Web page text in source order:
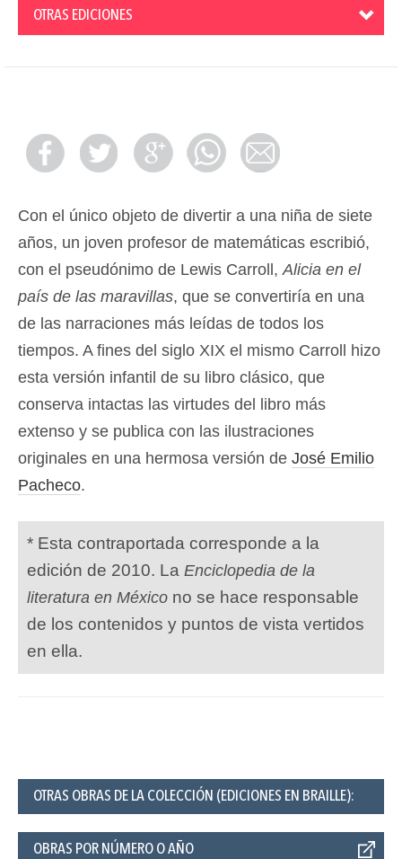
OTRAS EDICIONES
Con el único objeto de divertir a una niña de siete
años, un joven profesor de matemáticas escribió,
con el pseudónimo de Lewis Carroll,Alicia en el
país de las maravillas, que se convertiría en una
de las narraciones más leídas de todos los
tiempos. A fines del siglo XIX el mismo Carroll hizo
esta versión infantil de su libro clásico, que
conserva intactas las virtudes del libro más
extenso y se publica con las ilustraciones
originales en una hermosa versión de José Emilio
Pacheco.
* Esta contraportada corresponde a la
edición de 2010. La Enciclopedia de la
literatura en México no se hace responsable
de los contenidos y puntos de vista vertidos
en ella.
OTRAS OBRAS DE LA COLECCIÓN (EDICIONES EN BRAILLE):
OBRAS POR NÚMERO O AÑO